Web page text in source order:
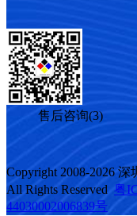
售后咨询(3)
Copyright 2008-2026
All Rights Reserved 粤
44030002006839号